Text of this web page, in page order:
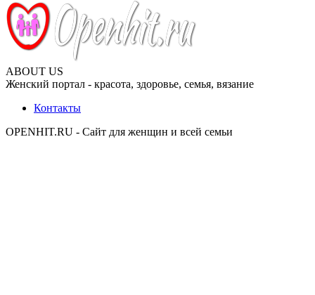
ABOUT US
Женский портал - красота, здоровье, семья, вязание
Контакты
OPENHIT.RU - Сайт для женщин и всей семьи